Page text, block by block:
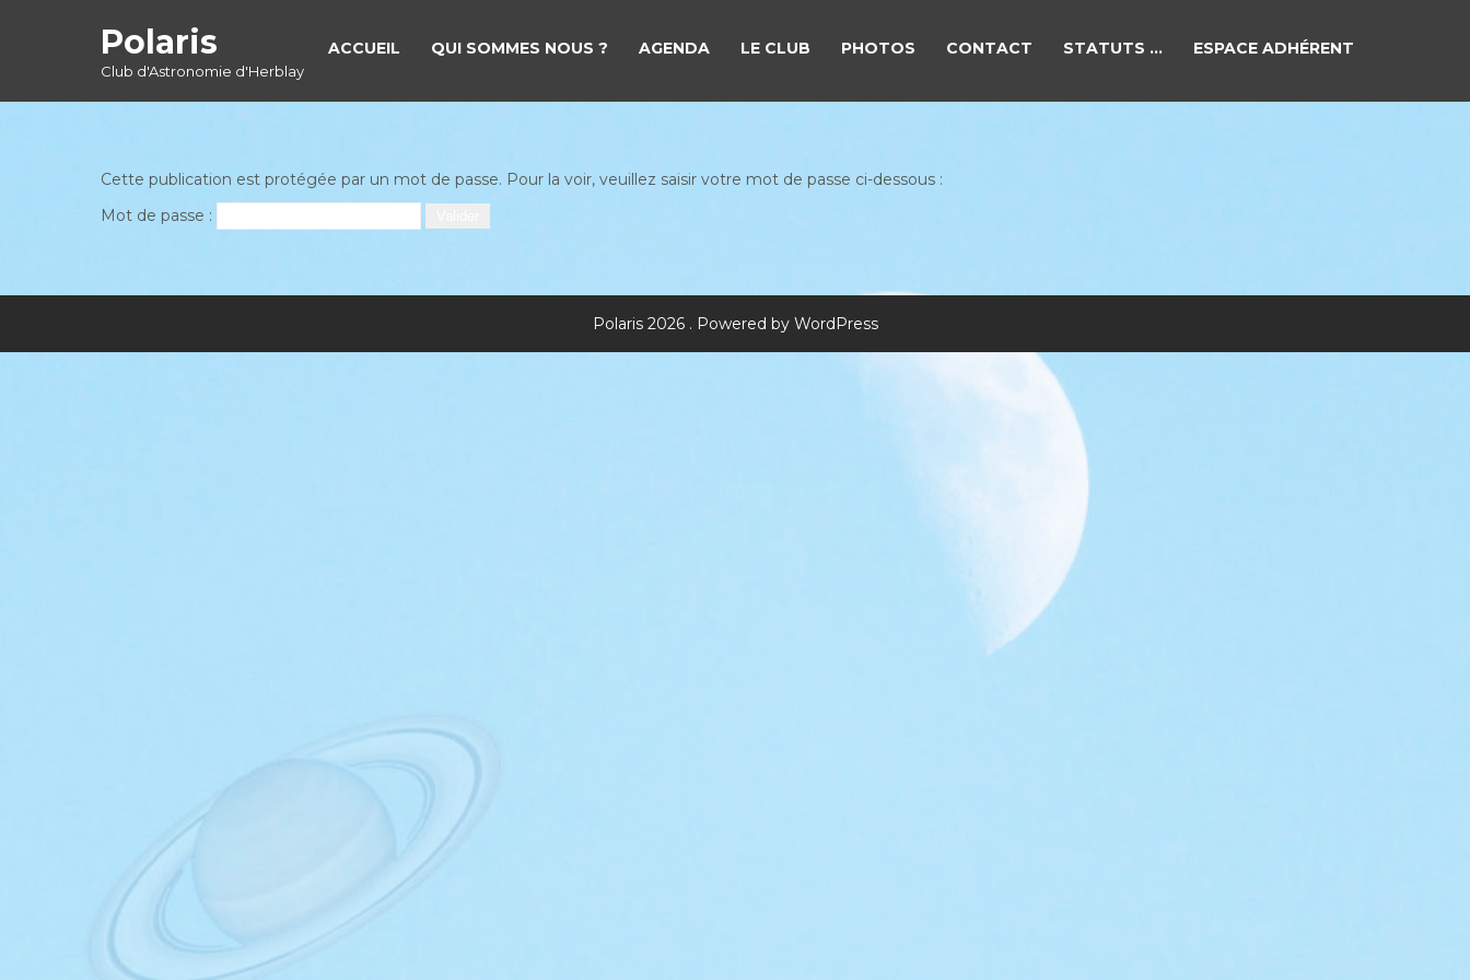
Polaris
Club d'Astronomie d'Herblay
ACCUEIL QUI SOMMES NOUS ? AGENDA LE CLUB PHOTOS CONTACT STATUTS … ESPACE ADHÉRENT
Cette publication est protégée par un mot de passe. Pour la voir, veuillez saisir votre mot de passe ci-dessous :
Mot de passe :
Polaris 2026 . Powered by WordPress